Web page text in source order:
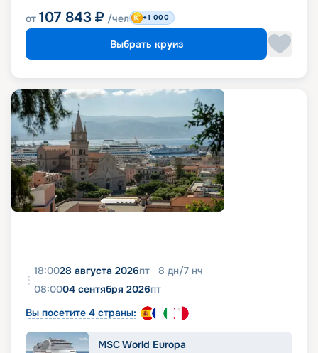
от 107 843 ₽ /чел +1 000
Выбрать круиз
18:0028 августа 2026пт 8 дн/7 нч
08:0004 сентября 2026пт
Вы посетите 4 страны:
MSC World Europa